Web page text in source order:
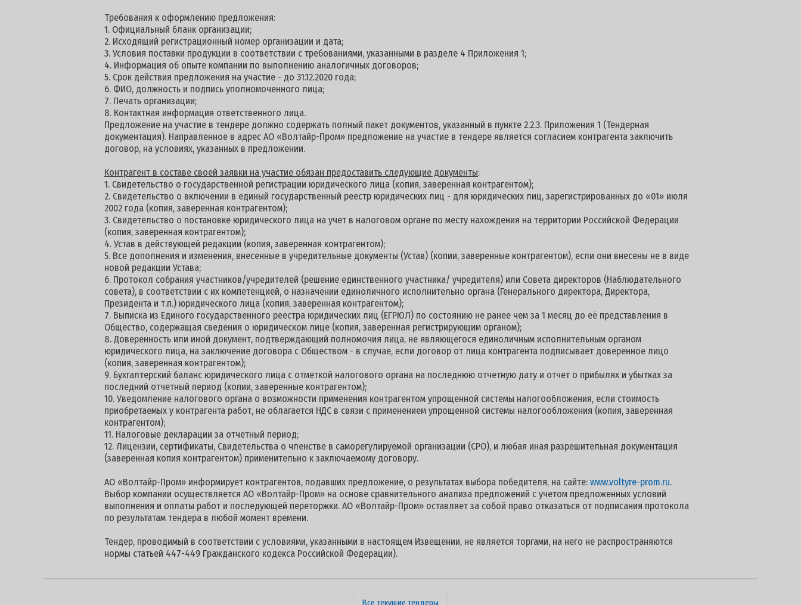
Требования к оформлению предложения:
1. Официальный бланк организации;
2. Исходящий регистрационный номер организации и дата;
3. Условия поставки продукции в соответствии с требованиями, указанными в разделе 4 Приложения 1;
4. Информация об опыте компании по выполнению аналогичных договоров;
5. Срок действия предложения на участие - до 31.12.2020 года;
6. ФИО, должность и подпись уполномоченного лица;
7. Печать организации;
8. Контактная информация ответственного лица.
Предложение на участие в тендере должно содержать полный пакет документов, указанный в пункте 2.2.3. Приложения 1 (Тендерная
документация). Направленное в адрес АО «Волтайр-Пром» предложение на участие в тендере является согласием контрагента заключить
договор, на условиях, указанных в предложении.
Контрагент в составе своей заявки на участие обязан предоставить следующие документы:
1. Свидетельство о государственной регистрации юридического лица (копия, заверенная контрагентом);
2. Свидетельство о включении в единый государственный реестр юридических лиц - для юридических лиц, зарегистрированных до «01» июля
2002 года (копия, заверенная контрагентом);
3. Свидетельство о постановке юридического лица на учет в налоговом органе по месту нахождения на территории Российской Федерации
(копия, заверенная контрагентом);
4. Устав в действующей редакции (копия, заверенная контрагентом);
5. Все дополнения и изменения, внесенные в учредительные документы (Устав) (копии, заверенные контрагентом), если они внесены не в виде
новой редакции Устава;
6. Протокол собрания участников/учредителей (решение единственного участника/ учредителя) или Совета директоров (Наблюдательного
совета), в соответствии с их компетенцией, о назначении единоличного исполнительно органа (Генерального директора, Директора,
Президента и т.п.) юридического лица (копия, заверенная контрагентом);
7. Выписка из Единого государственного реестра юридических лиц (ЕГРЮЛ) по состоянию не ранее чем за 1 месяц до её представления в
Общество, содержащая сведения о юридическом лице (копия, заверенная регистрирующим органом);
8. Доверенность или иной документ, подтверждающий полномочия лица, не являющегося единоличным исполнительным органом
юридического лица, на заключение договора с Обществом - в случае, если договор от лица контрагента подписывает доверенное лицо
(копия, заверенная контрагентом);
9. Бухгалтерский баланс юридического лица с отметкой налогового органа на последнюю отчетную дату и отчет о прибылях и убытках за
последний отчетный период (копии, заверенные контрагентом);
10. Уведомление налогового органа о возможности применения контрагентом упрощенной системы налогообложения, если стоимость
приобретаемых у контрагента работ, не облагается НДС в связи с применением упрощенной системы налогообложения (копия, заверенная
контрагентом);
11. Налоговые декларации за отчетный период;
12. Лицензии, сертификаты, Свидетельства о членстве в саморегулируемой организации (СРО), и любая иная разрешительная документация
(заверенная копия контрагентом) применительно к заключаемому договору.
АО «Волтайр-Пром» информирует контрагентов, подавших предложение, о результатах выбора победителя, на сайте: www.voltyre-prom.ru.
Выбор компании осуществляется АО «Волтайр-Пром» на основе сравнительного анализа предложений с учетом предложенных условий
выполнения и оплаты работ и последующей переторжки. АО «Волтайр-Пром» оставляет за собой право отказаться от подписания протокола
по результатам тендера в любой момент времени.
Тендер, проводимый в соответствии с условиями, указанными в настоящем Извещении, не является торгами, на него не распространяются
нормы статьей 447-449 Гражданского кодекса Российской Федерации).
Все текущие тендеры